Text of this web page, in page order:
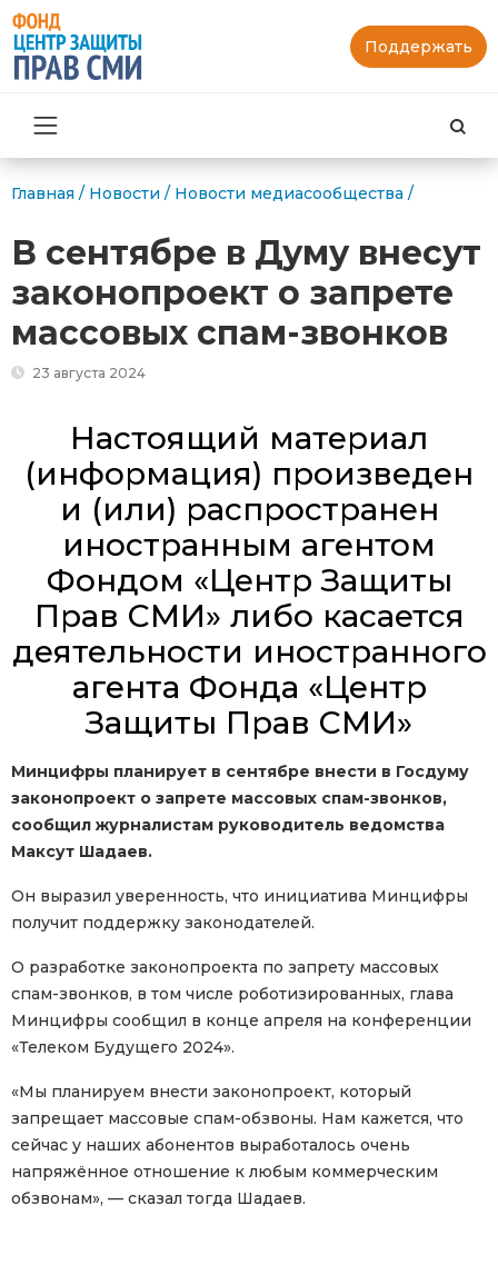
Поддержать
Главная / Новости / Новости медиасообщества /
В сентябре в Думу внесут
законопроект о запрете
массовых спам-звонков
23 августа 2024
Настоящий материал
(информация) произведен
и (или) распространен
иностранным агентом
Фондом «Центр Защиты
Прав СМИ» либо касается
деятельности иностранного
агента Фонда «Центр
Защиты Прав СМИ»
Минцифры планирует в сентябре внести в Госдуму
законопроект о запрете массовых спам-звонков,
сообщил журналистам руководитель ведомства
Максут Шадаев.
Он выразил уверенность, что инициатива Минцифры
получит поддержку законодателей.
О разработке законопроекта по запрету массовых
спам-звонков, в том числе роботизированных, глава
Минцифры сообщил в конце апреля на конференции
«Телеком Будущего 2024».
«Мы планируем внести законопроект, который
запрещает массовые спам-обзвоны. Нам кажется, что
сейчас у наших абонентов выработалось очень
напряжённое отношение к любым коммерческим
обзвонам», — сказал тогда Шадаев.